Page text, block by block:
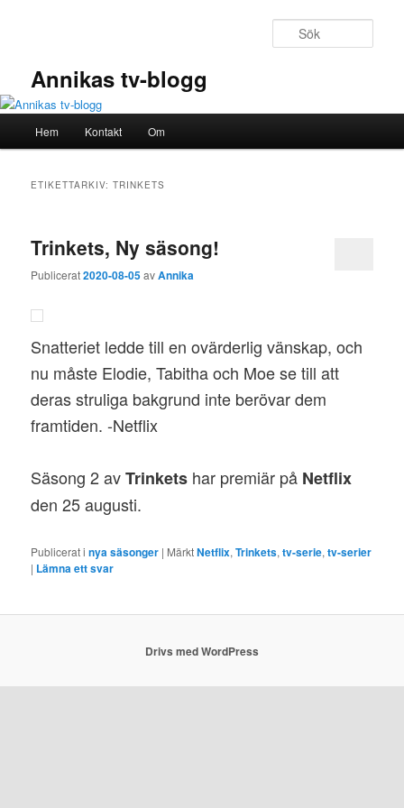
Annikas tv-blogg
Hem Kontakt Om
ETIKETTARKIV:TRINKETS
Trinkets, Ny säsong!
Publicerat2020-08-05avAnnika
Snatteriet ledde till en ovärderlig vänskap, och
nu måste Elodie, Tabitha och Moe se till att
deras struliga bakgrund inte berövar dem
framtiden. -Netflix
Säsong 2 avTrinkets har premiär på Netflix
den 25 augusti.
Publicerat i nya säsonger | MärktNetflix,Trinkets,tv-serie,tv-serier
| Lämna ett svar
Drivs med WordPress